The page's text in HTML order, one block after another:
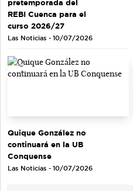
pretemporada del
REBI Cuenca para el
curso 2026/27
Las Noticias - 10/07/2026
Quique González no
continuará en la UB
Conquense
Las Noticias - 10/07/2026